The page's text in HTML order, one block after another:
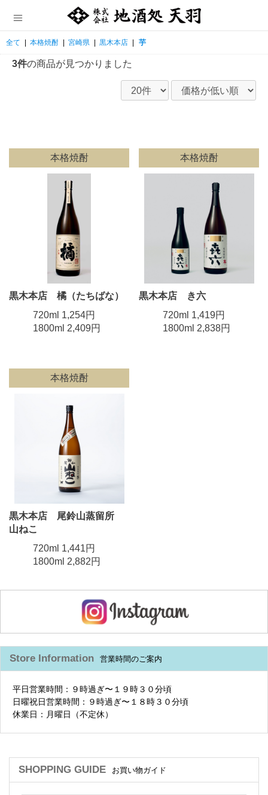
全て | 本格焼酎 | 宮崎県 | 黒木本店 | 芋
3件の商品が見つかりました
本格焼酎
黒木本店 橘（たちばな）
720ml 1,254円
1800ml 2,409円
本格焼酎
黒木本店 き六
720ml 1,419円
1800ml 2,838円
本格焼酎
黒木本店 尾鈴山蒸留所
山ねこ
720ml 1,441円
1800ml 2,882円
Store Information 営業時間のご案内
平日営業時間：９時過ぎ〜１９時３０分頃
日曜祝日営業時間：９時過ぎ〜１８時３０分頃
休業日：月曜日（不定休）
SHOPPING GUIDE お買い物ガイド